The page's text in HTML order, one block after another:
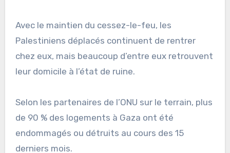
Avec le maintien du cessez-le-feu, les
Palestiniens déplacés continuent de rentrer
chez eux, mais beaucoup d’entre eux retrouvent
leur domicile à l’état de ruine.
Selon les partenaires de l’ONU sur le terrain, plus
de 90 % des logements à Gaza ont été
endommagés ou détruits au cours des 15
derniers mois.